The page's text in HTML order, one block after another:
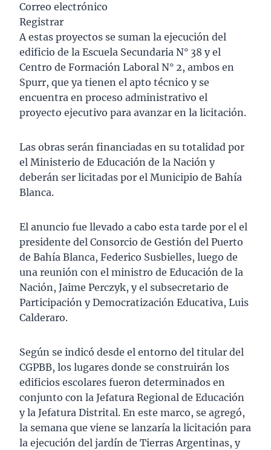
Correo electrónico
Registrar
A estas proyectos se suman la ejecución del
edificio de la Escuela Secundaria N° 38 y el
Centro de Formación Laboral N° 2, ambos en
Spurr, que ya tienen el apto técnico y se
encuentra en proceso administrativo el
proyecto ejecutivo para avanzar en la licitación.
Las obras serán financiadas en su totalidad por
el Ministerio de Educación de la Nación y
deberán ser licitadas por el Municipio de Bahía
Blanca.
El anuncio fue llevado a cabo esta tarde por el el
presidente del Consorcio de Gestión del Puerto
de Bahía Blanca, Federico Susbielles, luego de
una reunión con el ministro de Educación de la
Nación, Jaime Perczyk, y el subsecretario de
Participación y Democratización Educativa, Luis
Calderaro.
Según se indicó desde el entorno del titular del
CGPBB, los lugares donde se construirán los
edificios escolares fueron determinados en
conjunto con la Jefatura Regional de Educación
y la Jefatura Distrital. En este marco, se agregó,
la semana que viene se lanzaría la licitación para
la ejecución del jardín de Tierras Argentinas, y